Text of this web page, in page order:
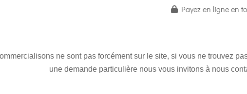
Payez en ligne en
ne sont pas forcément sur le site, si vous ne trouvez
une demande particulière nous vous invitons à nous